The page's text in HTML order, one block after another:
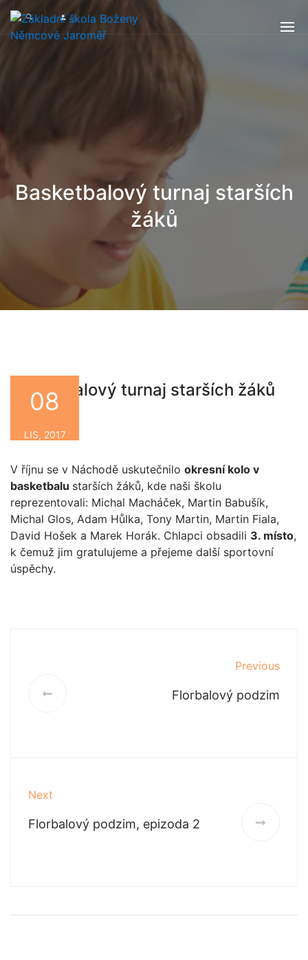
Basketbalový turnaj starších
žáků
Basketbalový turnaj starších žáků
08
LIS, 2017
V říjnu se v Náchodě uskutečnilo okresní kolo v
basketbalu starších žáků, kde naši školu
reprezentovali: Michal Macháček, Martin Babušík,
Michal Glos, Adam Hůlka, Tony Martin, Martin Fiala,
David Hošek a Marek Horák. Chlapci obsadili 3. místo,
k čemuž jim gratulujeme a přejeme další sportovní
úspěchy.
Previous
Florbalový podzim
Next
Florbalový podzim, epizoda 2